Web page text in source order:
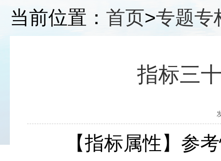
当前位置： 首页>专题专
指标三
【指标属性】参考